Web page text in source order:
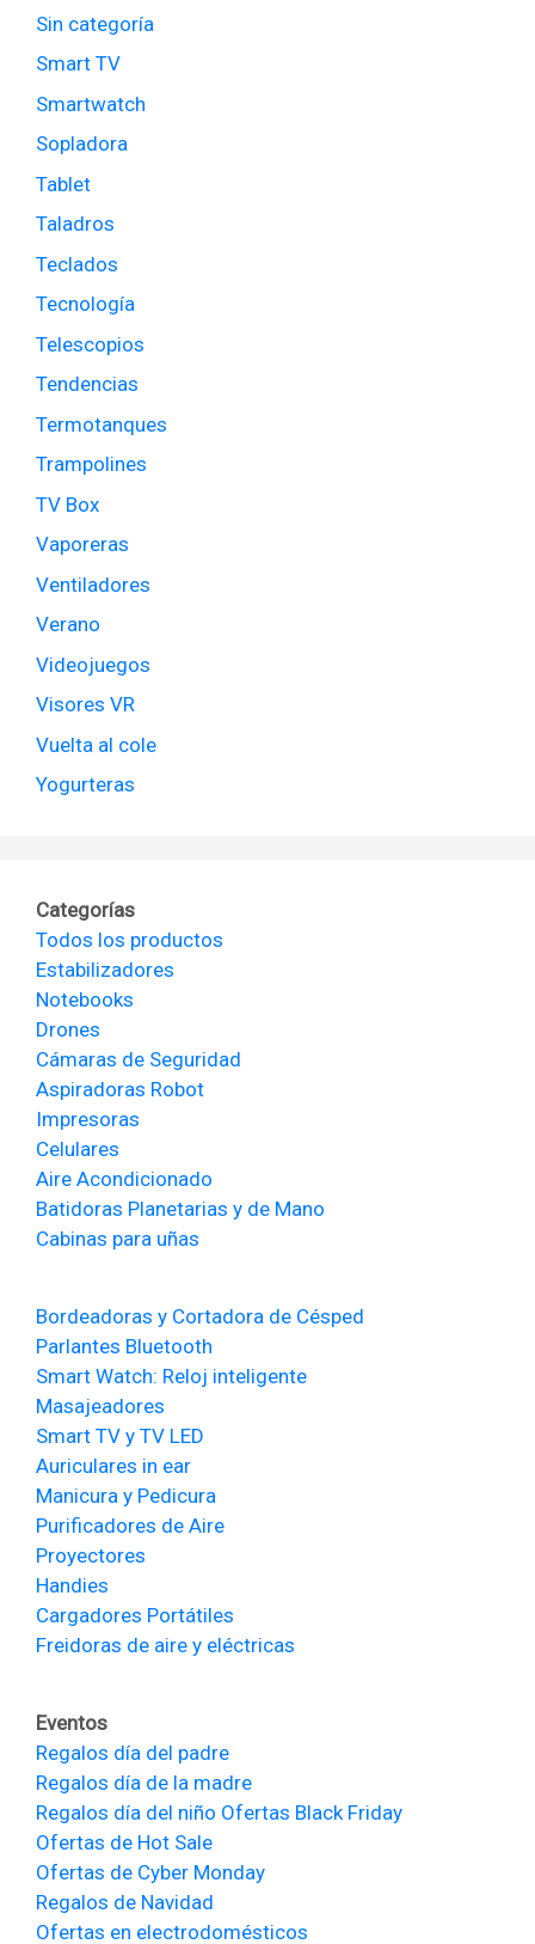
Sin categoría
Smart TV
Smartwatch
Sopladora
Tablet
Taladros
Teclados
Tecnología
Telescopios
Tendencias
Termotanques
Trampolines
TV Box
Vaporeras
Ventiladores
Verano
Videojuegos
Visores VR
Vuelta al cole
Yogurteras
Categorías
Todos los productos
Estabilizadores
Notebooks
Drones
Cámaras de Seguridad
Aspiradoras Robot
Impresoras
Celulares
Aire Acondicionado
Batidoras Planetarias y de Mano
Cabinas para uñas
Bordeadoras y Cortadora de Césped
Parlantes Bluetooth
Smart Watch: Reloj inteligente
Masajeadores
Smart TV y TV LED
Auriculares in ear
Manicura y Pedicura
Purificadores de Aire
Proyectores
Handies
Cargadores Portátiles
Freidoras de aire y eléctricas
Eventos
Regalos día del padre
Regalos día de la madre
Regalos día del niño Ofertas Black Friday
Ofertas de Hot Sale
Ofertas de Cyber Monday
Regalos de Navidad
Ofertas en electrodomésticos